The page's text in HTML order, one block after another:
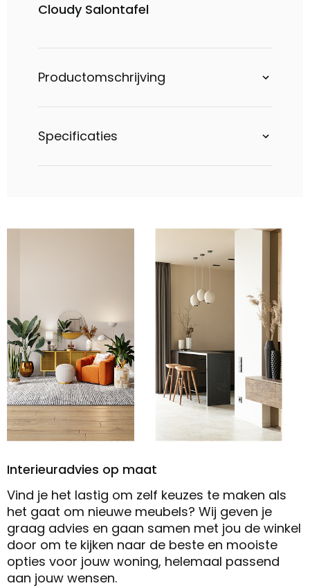
Cloudy Salontafel
Productomschrijving
Specificaties
Interieuradvies op maat
Vind je het lastig om zelf keuzes te maken als
het gaat om nieuwe meubels? Wij geven je
graag advies en gaan samen met jou de winkel
door om te kijken naar de beste en mooiste
opties voor jouw woning, helemaal passend
aan jouw wensen.